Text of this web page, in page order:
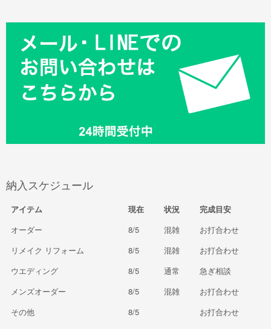
納入スケジュール
アイテム 現在 状況
完成目安
オーダー
8/5 混雑
お打合わせ
リメイク リフォーム
8/5 混雑
お打合わせ
ウエディング
8/5 通常
急ぎ相談
メンズオーダー
8/5 混雑
お打合わせ
その他
8/5 お打合わせ